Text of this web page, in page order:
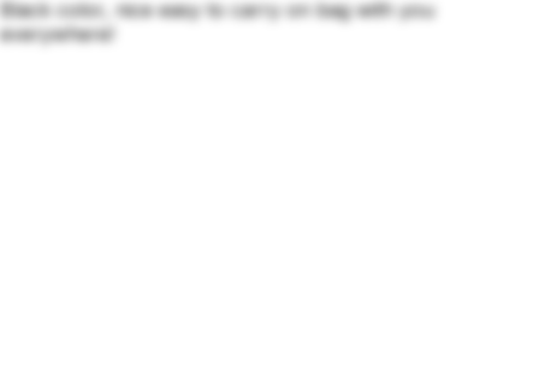
Black color, nice easy to carry on bag with you
everywhere!